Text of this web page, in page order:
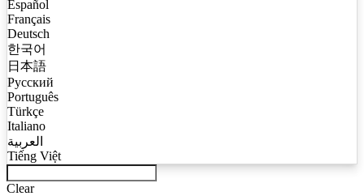
Español
Français
Deutsch
한국어
日本語
Русский
Português
Türkçe
Italiano
العربية
Tiếng Việt
Clear